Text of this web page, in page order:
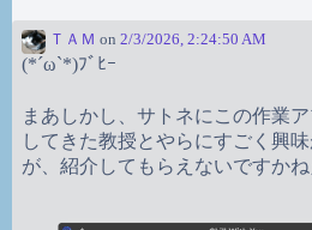
ＴＡＭ on 2/3/2026, 2:24:50 AM
(*´ω`*)ﾌﾞﾋｰ
まあしかし、サトネにこの作業
してきた教授とやらにすごく興
が、紹介してもらえないですか